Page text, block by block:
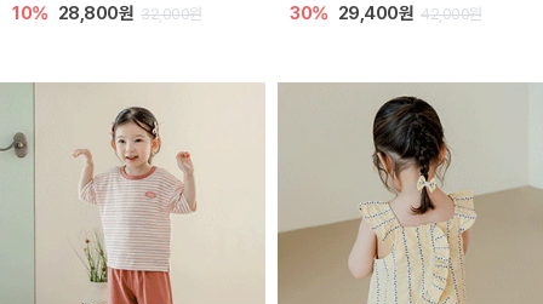
10% 28,800원 32,000원 30% 29,400원 42,000원